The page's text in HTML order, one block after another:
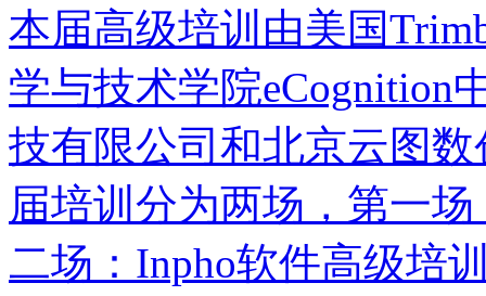
本届高级培训由美国
学与技术学院eCognition
技有限公司和北京云图
届培训分为两场，第一
二场：Inpho软件高级培